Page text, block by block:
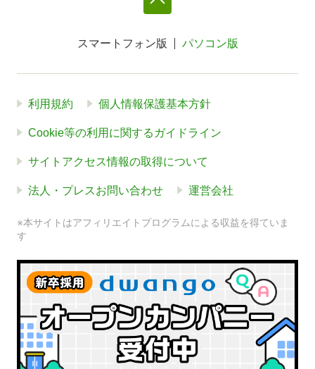
スマートフォン版 パソコン版
利用規約 個人情報保護基本方針
Cookie等の利用に関するガイドライン
サイトアクセス情報の取得について
法人・プレスお問い合わせ 運営会社
※本サイトはアフィリエイトプログラムによる収益を得ていま
す